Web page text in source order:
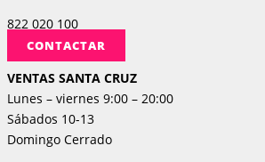
822 020 100
CONTACTAR
VENTAS SANTA CRUZ
Lunes – viernes 9:00 – 20:00
Sábados 10-13
Domingo Cerrado